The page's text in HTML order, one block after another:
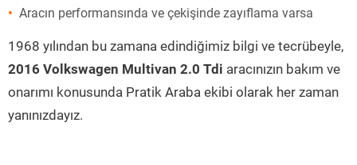
Aracın performansında ve çekişinde zayıflama varsa
1968 yılından bu zamana edindiğimiz bilgi ve tecrübeyle,
2016 Volkswagen Multivan 2.0 Tdi aracınızın bakım ve
onarımı konusunda Pratik Araba ekibi olarak her zaman
yanınızdayız.